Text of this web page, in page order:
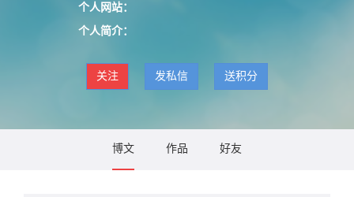
个人网站：
个人简介：
关注 发私信 送积分
博文 作品 好友